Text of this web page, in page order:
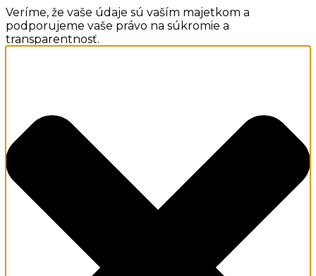
Veríme, že vaše údaje sú vaším majetkom a
podporujeme vaše právo na súkromie a
transparentnosť.